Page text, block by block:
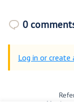
0
Log in or create